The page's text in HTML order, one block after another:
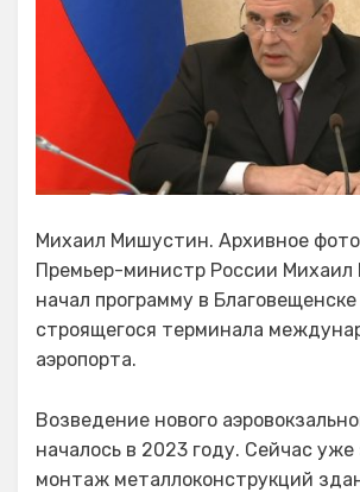
Михаил Мишустин. Архивное фото
Премьер-министр России
начал программу в
строящегося терминала
аэропорта.
Возведение нового
началось в 2023 году. Сейчас
монтаж металлоконструкций